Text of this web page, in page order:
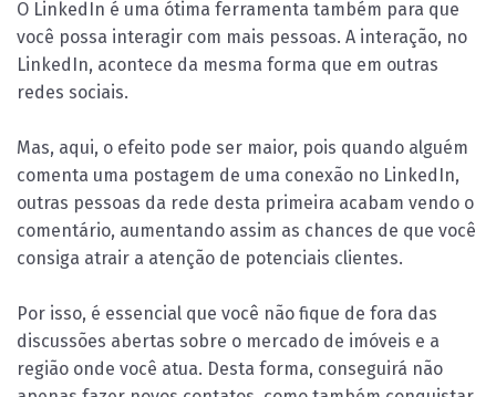
O LinkedIn é uma ótima ferramenta também para que
você possa interagir com mais pessoas. A interação, no
LinkedIn, acontece da mesma forma que em outras
redes sociais.
Mas, aqui, o efeito pode ser maior, pois quando alguém
comenta uma postagem de uma conexão no LinkedIn,
outras pessoas da rede desta primeira acabam vendo o
comentário, aumentando assim as chances de que você
consiga atrair a atenção de potenciais clientes.
Por isso, é essencial que você não fique de fora das
discussões abertas sobre o mercado de imóveis e a
região onde você atua. Desta forma, conseguirá não